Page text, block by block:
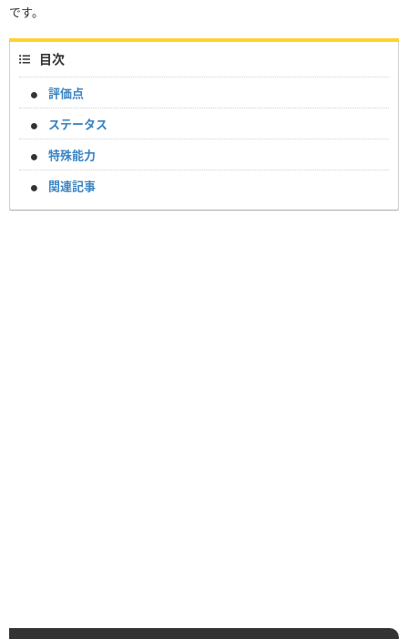
です。
目次
評価点
ステータス
特殊能力
関連記事